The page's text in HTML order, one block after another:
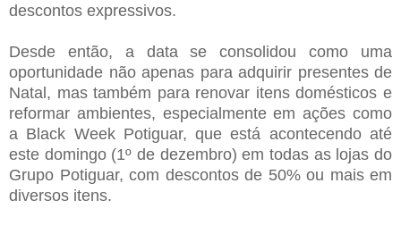
descontos expressivos.
Desde então, a data se consolidou como uma
oportunidade não apenas para adquirir presentes de
Natal, mas também para renovar itens domésticos e
reformar ambientes, especialmente em ações como
a Black Week Potiguar, que está acontecendo até
este domingo (1º de dezembro) em todas as lojas do
Grupo Potiguar, com descontos de 50% ou mais em
diversos itens.